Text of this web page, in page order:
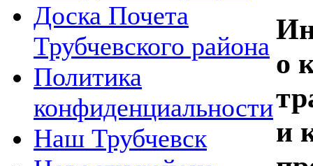
Доска Почета
Трубчевского района
Политика
конфиденциальности
Наш Трубчевск
о
и